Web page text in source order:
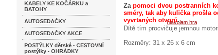
KABELY KE KOČÁRKU a
BATOHY
AUTOSEDAČKY
AUTOSEDAČKY AKCE
POSTÝLKY dětské - CESTOVNÍ
postýlky - OHRÁDKY
Zapomoci dvou postranních
směry, tak aby kulička prošla
vyvrtaných otvorů.
Dítě tím procvičuje jemnou
Rozměry: 31 x 26 x 6 cm